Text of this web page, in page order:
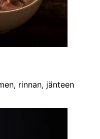
rinnan, jänteen